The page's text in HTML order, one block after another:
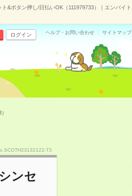
&ボタン押し/日払いOK（111979733）｜エンバイト
ログイン ヘルプ・お問い合わせ サイトマップ
）
T3
ンセ